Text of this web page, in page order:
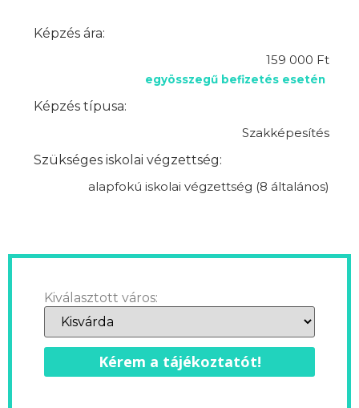
Képzés ára:
159 000 Ft
egyösszegű befizetés esetén
Képzés típusa:
Szakképesítés
Szükséges iskolai végzettség:
alapfokú iskolai végzettség (8 általános)
Kiválasztott város:
Kérem a tájékoztatót!